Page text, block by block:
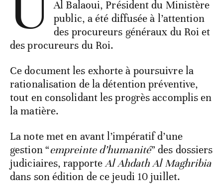
Al Balaoui, Président du Ministère
public, a été diffusée à l’attention
des procureurs généraux du Roi et
des procureurs du Roi.
Ce document les exhorte à poursuivre la
rationalisation de la détention préventive,
tout en consolidant les progrès accomplis en
la matière.
La note met en avant l’impératif d’une
gestion “empreinte d’humanité” des dossiers
judiciaires, rapporteAl Ahdath Al Maghribia
dans son édition de ce jeudi 10 juillet.